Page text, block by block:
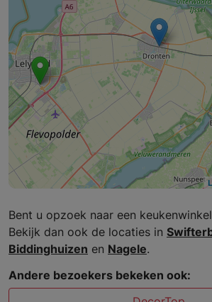
Bent u opzoek naar een
Bekijk dan ook de locaties in
Biddinghuizen en Nagele.
Andere bezoekers bekeken ook: